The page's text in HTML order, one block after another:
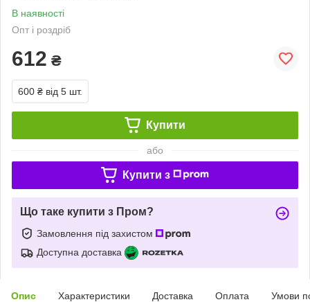
В наявності
Опт і роздріб
612 ₴
600 ₴ від 5 шт.
Купити
або
Купити з
Що таке купити з Пром?
Замовлення під захистом
Доступна доставка
Опис Характеристики Доставка Оплата Умови